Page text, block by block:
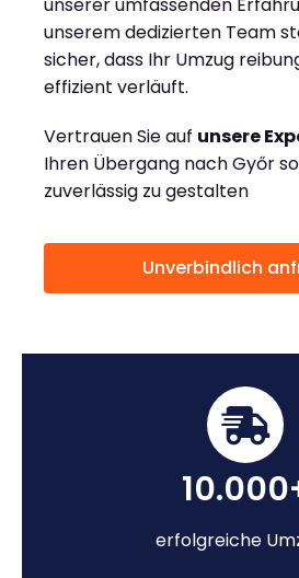
unserem dedizierten Team
sicher, dass Ihr Umzug
effizient verläuft.
Vertrauen Sie auf unsere
Ihren Übergang nach Győr
zuverlässig zu gestalten
Unverbindlich
erfolgreiche